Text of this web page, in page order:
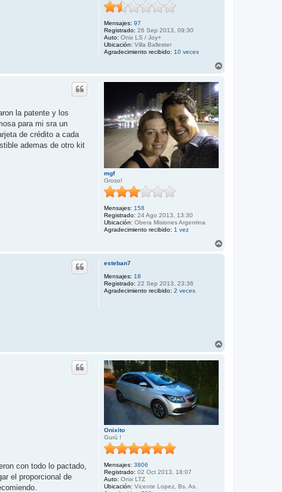
Mensajes: 97
Registrado: 26 Sep 2013, 09:30
Auto: Onix LS / Joy+
Ubicación: Villa Ballester
Agradecimiento recibido: 10 veces
mgf
Groso!
Mensajes: 158
Registrado: 24 Ago 2013, 13:30
Ubicación: Obera Misiones Argentina
Agradecimiento recibido: 1 vez
la patente y los
para mi sra un
de crédito a cada
ademas de otro kit
esteban7
Mensajes: 18
Registrado: 22 Sep 2013, 23:36
Agradecimiento recibido: 2 veces
Onixito
Gurú !
Mensajes: 3806
Registrado: 02 Oct 2013, 18:07
Auto: Onix LTZ
Ubicación: Vicente Lopez, Bs. As.
con todo lo pactado,
el proporcional de